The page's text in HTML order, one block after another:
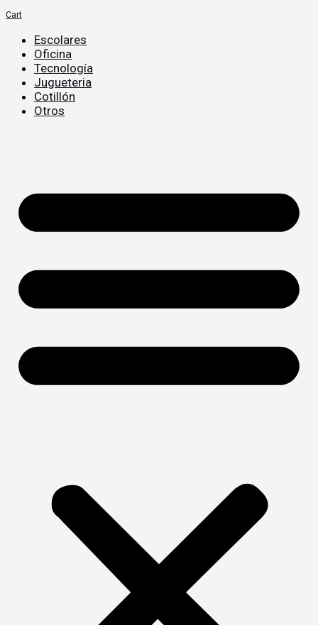
Cart
Escolares
Oficina
Tecnología
Jugueteria
Cotillón
Otros